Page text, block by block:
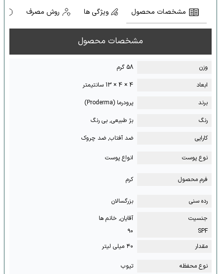
مشخصات محصول ویژگی ها روش مصرف
مشخصات محصول
وزن
58 گرم
ابعاد
4 × 4 × 13 سانتیمتر
برند
پرودرما (Proderma)
رنگ
بژ طبیعی, بی رنگ
کارایی
ضد آفتاب, ضد چروک
نوع پوست انواع پوست
فرم محصول کرم
رده سنی
بزرگسالان
جنسیت
آقایان, خانم ها
SPF
۹۰
مقدار
۴۰ میلی لیتر
نوع محفظه تیوب